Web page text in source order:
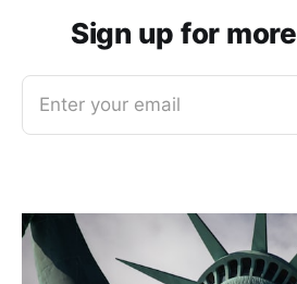
Sign up for
Enter your email